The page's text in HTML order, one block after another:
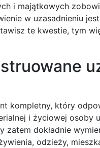
i majątkowych
w uzasadnieniu
te kwestie, tym
kompletny, który
i życiowej osoby
dokładnie
odzieży,